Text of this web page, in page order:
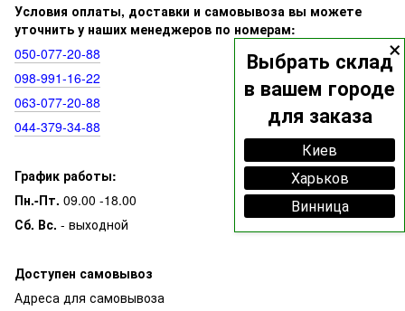
×
Выбрать склад
в вашем городе
для заказа
Киев
Харьков
Винница
Условия оплаты, доставки и самовывоза вы можете
уточнить у наших менеджеров по номерам:
050‑077‑20‑88
098‑991‑16‑22
063‑077‑20‑88
044‑379‑34‑88
График работы:
Пн.-Пт. 09.00 -18.00
Сб. Вс. - выходной
Доступен самовывоз
Адреса для самовывоза